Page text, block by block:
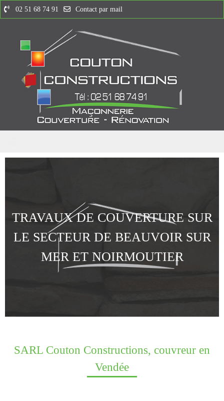
Passer
vers
contenu
02 51 68 74 91 Contact par mail
TRAVAUX DE COUVERTURE SUR
LE SECTEUR DE BEAUVOIR SUR
MER ET NOIRMOUTIER
SARL Couton Constructions, couvreur en
Vendée